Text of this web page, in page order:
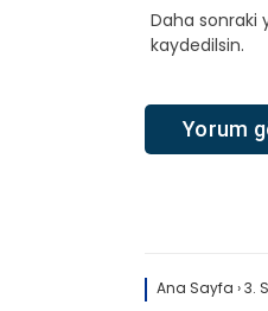
Daha sonraki
kaydedilsin.
Ana Sayfa ›3.